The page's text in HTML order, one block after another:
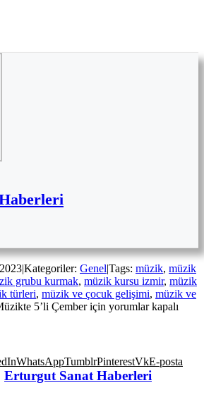
|Kategoriler: Genel|Tags: müzik, müzik
grubu kurmak, müzik kursu izmir, müzik
türleri, müzik ve çocuk gelişimi, müzik ve
5’li Çember için yorumlar kapalı
WhatsAppTumblrPinterestVkE-posta
Erturgut Sanat Haberleri